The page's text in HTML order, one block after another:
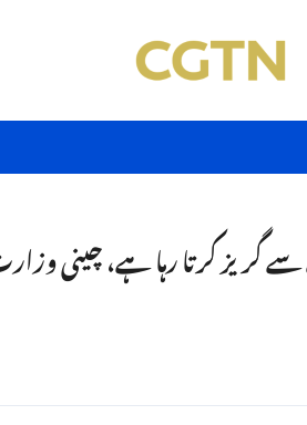
گریز کرتا رہا ہے، چینی